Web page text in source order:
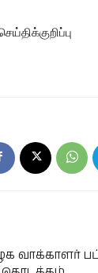
வாக்காளர்